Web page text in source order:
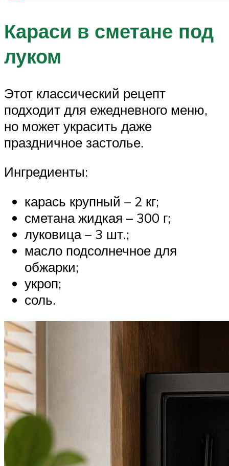
Караси в сметане под
луком
Этот классический рецепт
подходит для ежедневного меню,
но может украсить даже
праздничное застолье.
Ингредиенты:
карась крупный – 2 кг;
сметана жидкая – 300 г;
луковица – 3 шт.;
масло подсолнечное для
обжарки;
укроп;
соль.